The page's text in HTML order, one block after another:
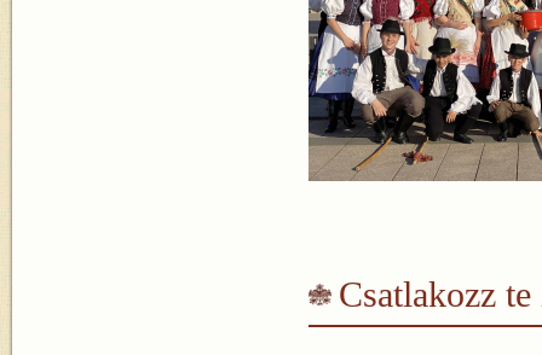
Csatlakozz